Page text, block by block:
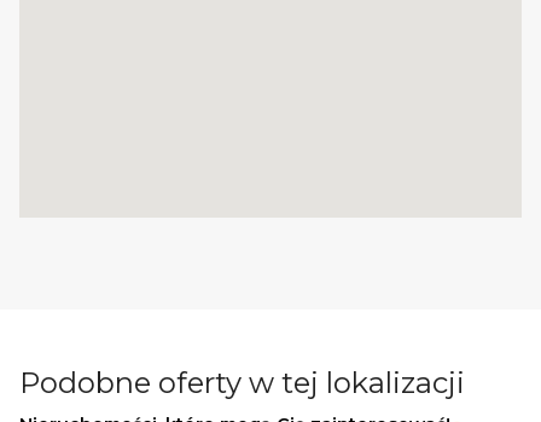
Bliskość plaży - tylko 1500 m od morza
Dochód pasywny przez cały rok
Podobne oferty w tej lokalizacji